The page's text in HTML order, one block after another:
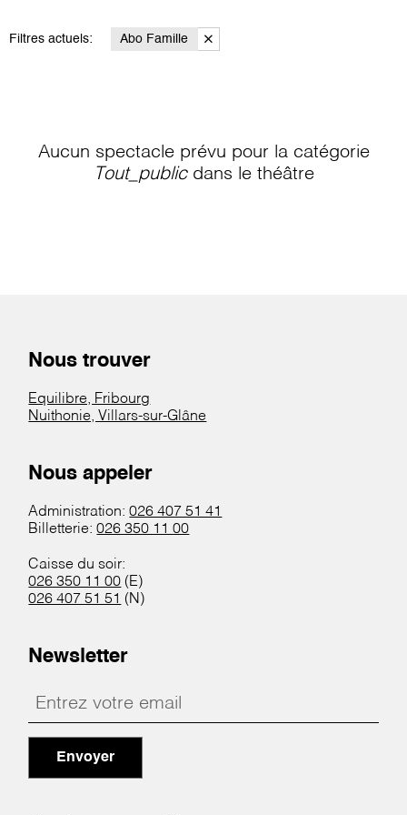
Filtres actuels: Abo Famille
Aucun spectacle prévu pour la catégorie
Tout_publicdans le théâtre
Nous trouver
Equilibre, Fribourg
Nuithonie, Villars-sur-Glâne
Nous appeler
Administration:026 407 51 41
Billetterie:026 350 11 00
Caisse du soir:
026 350 11 00 (E)
026 407 51 51 (N)
Newsletter
Envoyer